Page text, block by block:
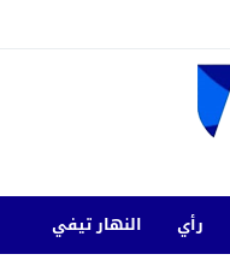
رأي
النهار تيفي